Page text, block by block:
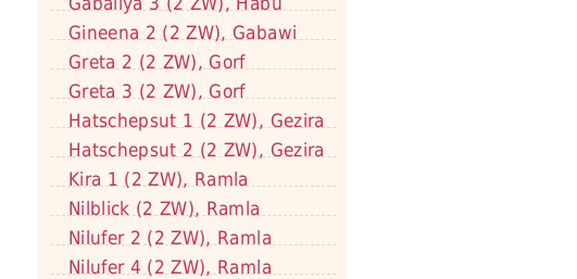
Gineena 2 (2 ZW), Gabawi
Greta 2 (2 ZW), Gorf
Greta 3 (2 ZW), Gorf
Hatschepsut 1 (2 ZW), Gezira
Hatschepsut 2 (2 ZW), Gezira
Kira 1 (2 ZW), Ramla
Nilblick (2 ZW), Ramla
Nilufer 2 (2 ZW), Ramla
Nilufer 4 (2 ZW), Ramla